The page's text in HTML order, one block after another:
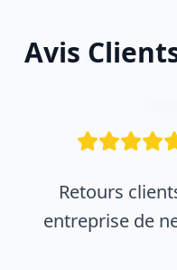
Avis
Retours
entreprise de